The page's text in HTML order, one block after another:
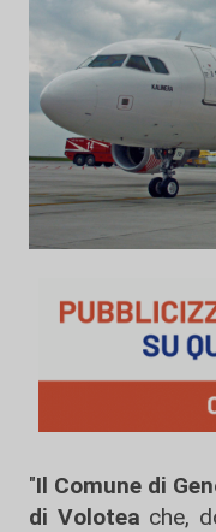
"Il Comune di
di Volotea che,